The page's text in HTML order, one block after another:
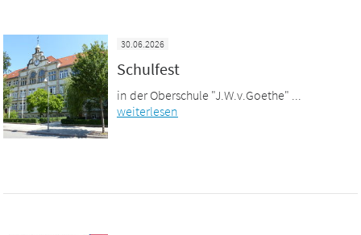
30.06.2026
Schulfest
in der Oberschule "J.W.v.Goethe" ...
weiterlesen